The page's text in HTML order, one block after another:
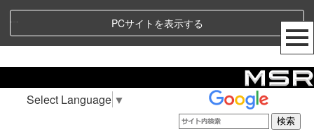
PCサイトを表示する
Select Language ▼